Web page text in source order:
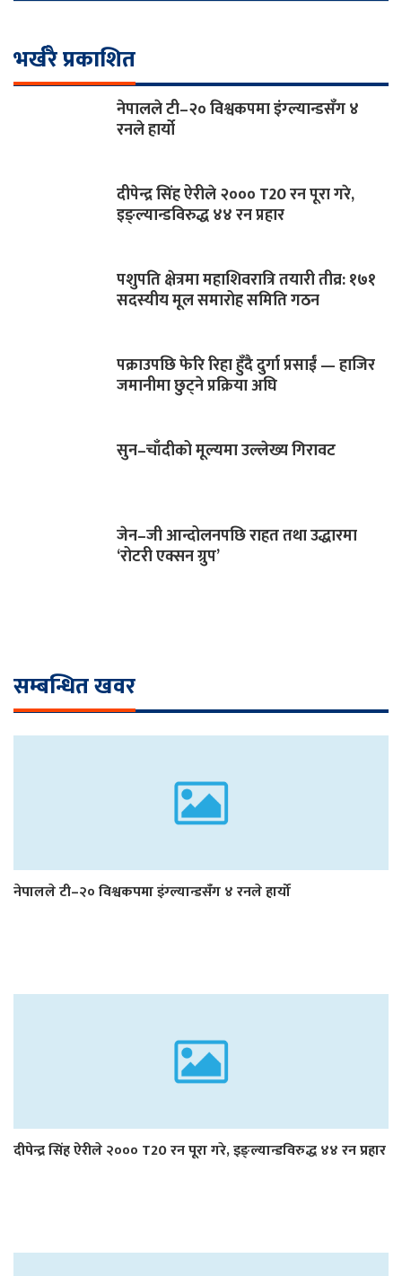
भर्खरै प्रकाशित
नेपालले टी–२० विश्वकपमा इंग्ल्यान्डसँग ४
रनले हार्यो
दीपेन्द्र सिंह ऐरीले २००० T20 रन पूरा गरे,
इङ्ल्यान्डविरुद्ध ४४ रन प्रहार
पशुपति क्षेत्रमा महाशिवरात्रि तयारी तीव्र: १७१
सदस्यीय मूल समारोह समिति गठन
पक्राउपछि फेरि रिहा हुँदै दुर्गा प्रसाईं — हाजिर
जमानीमा छुट्ने प्रक्रिया अघि
सुन–चाँदीको मूल्यमा उल्लेख्य गिरावट
जेन–जी आन्दोलनपछि राहत तथा उद्धारमा
‘रोटरी एक्सन ग्रुप’
सम्बन्धित खवर
नेपालले टी–२० विश्वकपमा इंग्ल्यान्डसँग ४ रनले हार्यो
दीपेन्द्र सिंह ऐरीले २००० T20 रन पूरा गरे, इङ्ल्यान्डविरुद्ध ४४ रन प्रहार